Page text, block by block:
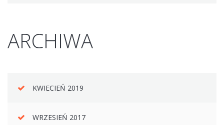
ARCHIWA
KWIECIEŃ 2019
WRZESIEŃ 2017